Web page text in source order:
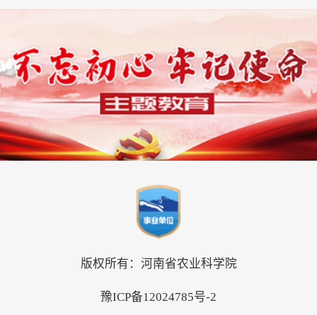
版权所有：河南省农业科学院
豫ICP备12024785号-2